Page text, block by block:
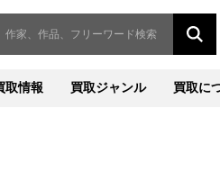
取情報 買取ジャンル 買取に